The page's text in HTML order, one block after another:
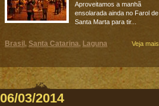
Aproveitamos a manhã
ensolarada ainda no Farol de
Santa Marta para tir...
Veja mais
Brasil , Santa Catarina, Laguna
06/03/2014